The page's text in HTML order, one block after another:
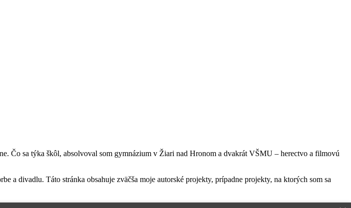
Čo sa týka škôl, absolvoval som gymnázium v Žiari nad Hronom a dvakrát VŠMU – herectvo a filmovú
a divadlu. Táto stránka obsahuje zväčša moje autorské projekty, prípadne projekty, na ktorých som sa